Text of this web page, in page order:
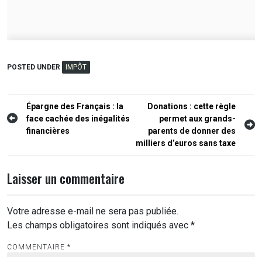
POSTED UNDER IMPÔT
Navigation
de
Épargne des Français : la
face cachée des inégalités
financières
Donations : cette règle
permet aux grands-
parents de donner des
milliers d’euros sans taxe
Laisser un commentaire
Votre adresse e-mail ne sera pas publiée.
Les champs obligatoires sont indiqués avec *
COMMENTAIRE *